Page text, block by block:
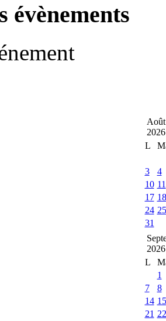
évènements
Août
2026
L
3
4
10 11
17 18
24 25
31
2026
L
1
7
8
14 15
21 22